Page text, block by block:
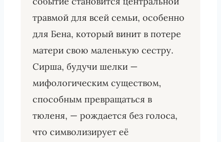
травмой для всей семьи, особенно
для Бена, который винит в потере
матери свою маленькую сестру.
Сирша, будучи шелки —
мифологическим существом,
способным превращаться в
тюленя, — рождается без голоса,
что символизирует её